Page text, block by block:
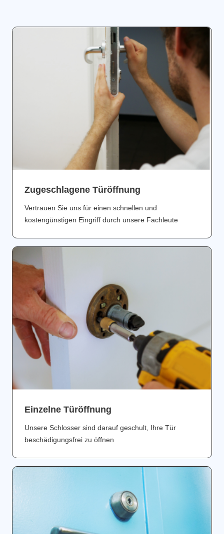
Zugeschlagene Türöffnung
Vertrauen Sie uns für einen schnellen und
kostengünstigen Eingriff durch unsere Fachleute
Einzelne Türöffnung
Unsere Schlosser sind darauf geschult, Ihre Tür
beschädigungsfrei zu öffnen